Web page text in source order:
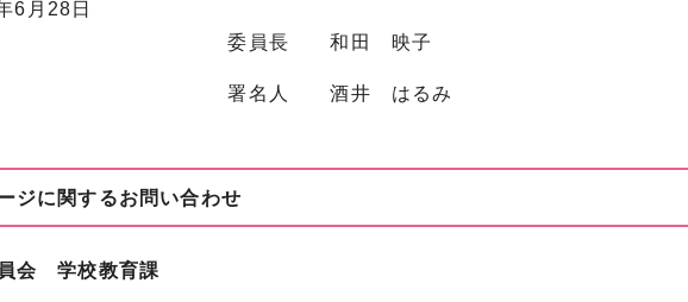
28日
長 和田 映子
人 酒井 はるみ
ジに関するお問い合わせ
会 学校教育課